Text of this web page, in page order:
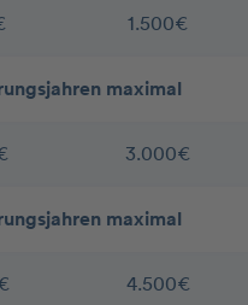
1.500€
maximal
3.000€
maximal
4.500€